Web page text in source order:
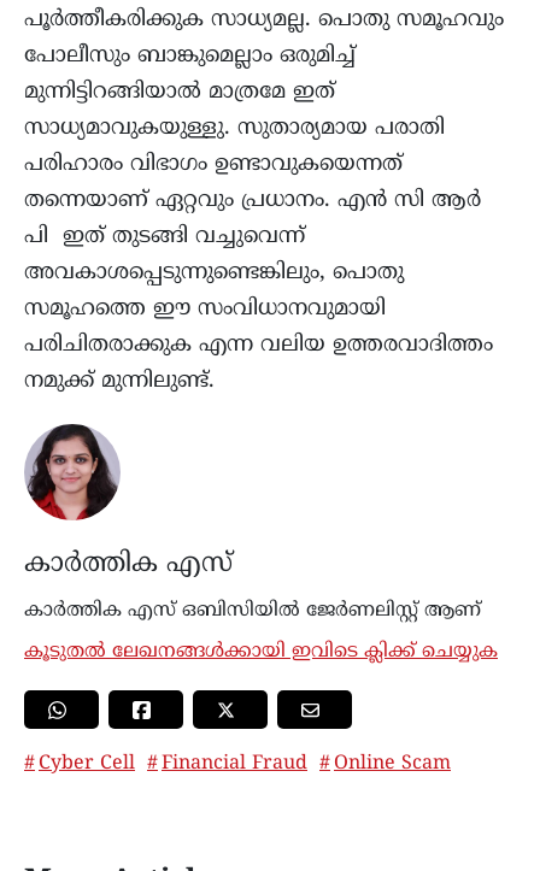
പൂർത്തീകരിക്കുക സാധ്യമല്ല. പൊതു സമൂഹവും
പോലീസും ബാങ്കുമെല്ലാം ഒരുമിച്ച്
മുന്നിട്ടിറങ്ങിയാൽ മാത്രമേ ഇത്
സാധ്യമാവുകയുള്ളു. സുതാര്യമായ പരാതി
പരിഹാരം വിഭാഗം ഉണ്ടാവുകയെന്നത്
തന്നെയാണ് ഏറ്റവും പ്രധാനം. എൻ സി ആർ
പി ഇത് തുടങ്ങി വച്ചുവെന്ന്
അവകാശപ്പെടുന്നുണ്ടെങ്കിലും, പൊതു
സമൂഹത്തെ ഈ സംവിധാനവുമായി
പരിചിതരാക്കുക എന്ന വലിയ ഉത്തരവാദിത്തം
നമുക്ക്‌ മുന്നിലുണ്ട്.
കാർത്തിക എസ്
കാര്‍ത്തിക എസ് ഒബിസിയിൽ ജേർണലിസ്റ്റ് ആണ്
കൂടുതൽ ലേഖനങ്ങൾക്കായി ഇവിടെ ക്ലിക്ക് ചെയ്യുക
Cyber Cell Financial Fraud Online Scam